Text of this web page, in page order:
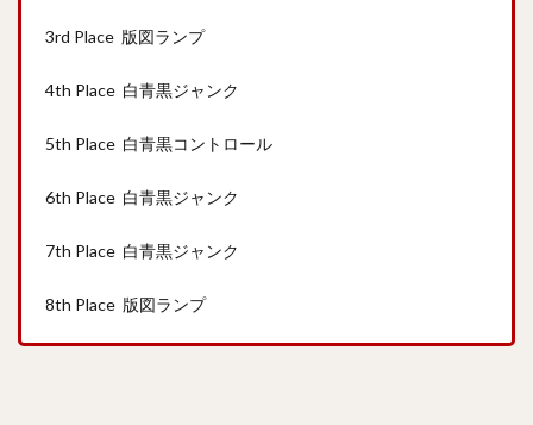
3rd Place 版図ランプ
4th Place 白青黒ジャンク
5th Place 白青黒コントロール
6th Place 白青黒ジャンク
7th Place 白青黒ジャンク
8th Place 版図ランプ